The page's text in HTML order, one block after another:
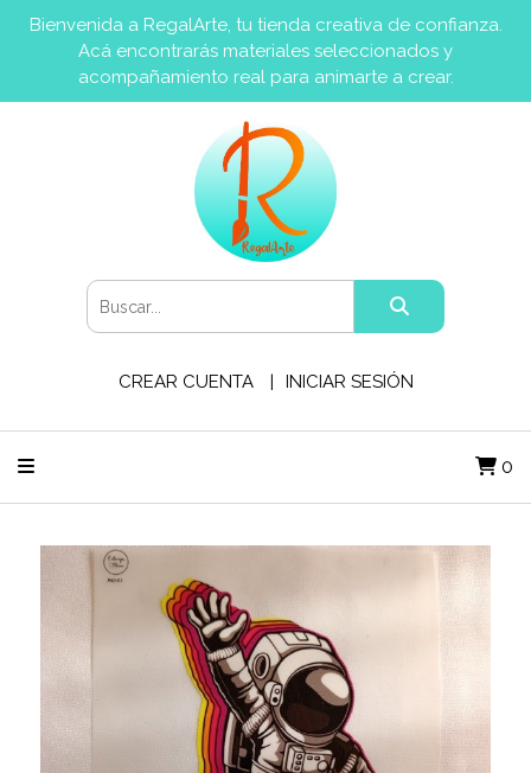
Bienvenida a RegalArte, tu tienda creativa de confianza.
Acá encontrarás materiales seleccionados y
acompañamiento real para animarte a crear.
CREAR CUENTA INICIAR SESIÓN
0